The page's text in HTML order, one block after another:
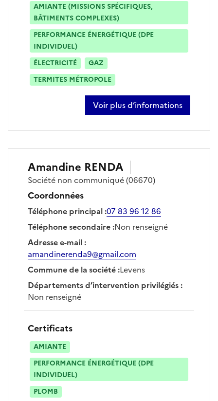
AMIANTE (MISSIONS SPÉCIFIQUES,
BÂTIMENTS COMPLEXES)
PERFORMANCE ÉNERGÉTIQUE (DPE
INDIVIDUEL)
ÉLECTRICITÉ
GAZ
TERMITES MÉTROPOLE
Voir plus d’informations
sur jacqueline kerrache
Amandine RENDA
Société non communiqué(06670)
Coordonnées
Téléphone principal:07 83 96 12 86
Téléphone secondaire:Non renseigné
Adresse e-mail:
amandinerenda9@gmail.com
Commune de la société:Levens
Départements d’intervention privilégiés:
Non renseigné
Certificats
AMIANTE
PERFORMANCE ÉNERGÉTIQUE (DPE
INDIVIDUEL)
PLOMB